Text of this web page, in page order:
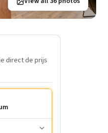
direct de prijs